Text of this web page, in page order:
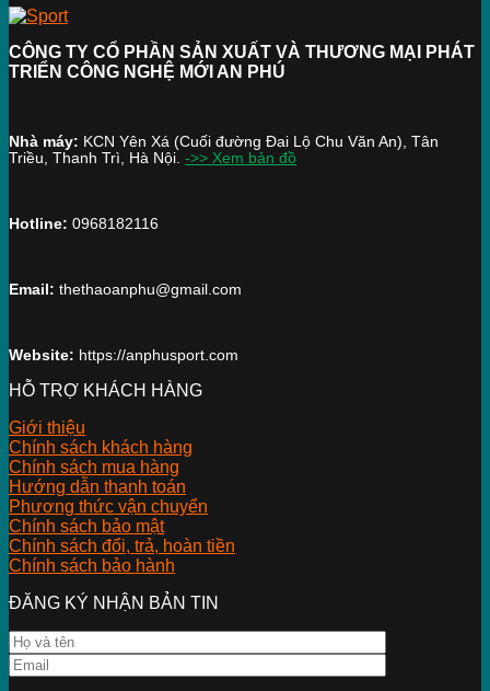
CÔNG TY CỔ PHẦN SẢN XUẤT VÀ THƯƠNG MẠI PHÁT
TRIỂN CÔNG NGHỆ MỚI AN PHÚ
Nhà máy: KCN Yên Xá (Cuối đường Đai Lộ Chu Văn An), Tân
Triều, Thanh Trì, Hà Nội. ->> Xem bản đồ
Hotline: 0968182116
Email: thethaoanphu@gmail.com
Website: https://anphusport.com
HỖ TRỢ KHÁCH HÀNG
Giới thiệu
Chính sách khách hàng
Chính sách mua hàng
Hướng dẫn thanh toán
Phương thức vận chuyển
Chính sách bảo mật
Chính sách đổi, trả, hoàn tiền
Chính sách bảo hành
ĐĂNG KÝ NHẬN BẢN TIN